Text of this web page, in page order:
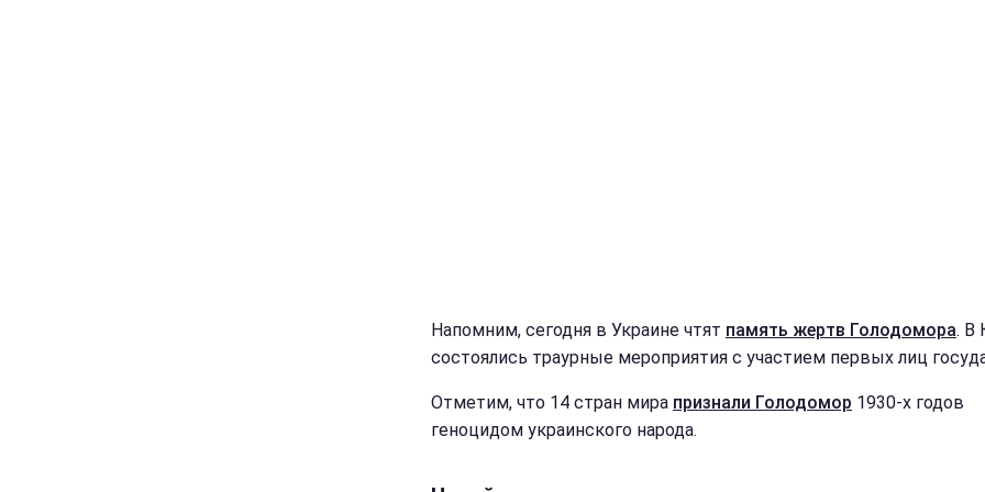
Напомним, сегодня в Украине чтят память жертв Голодомора. В
состоялись траурные мероприятия с участием первых лиц
Отметим, что 14 стран мира признали Голодомор 1930-х годов
геноцидом украинского народа.